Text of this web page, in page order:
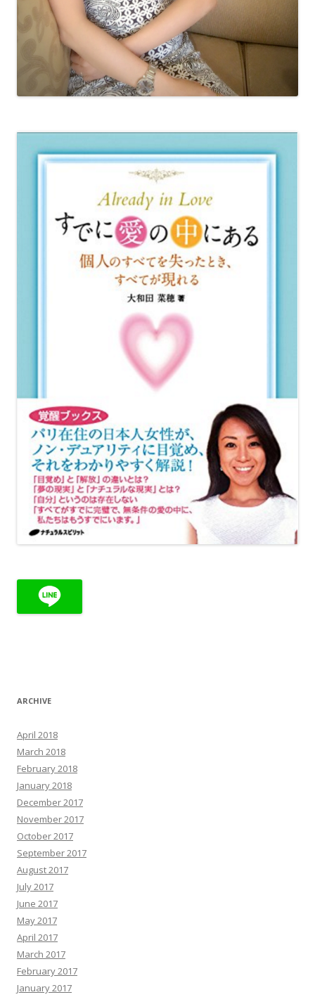
ARCHIVE
April 2018
March 2018
February 2018
January 2018
December 2017
November 2017
October 2017
September 2017
August 2017
July 2017
June 2017
May 2017
April 2017
March 2017
February 2017
January 2017